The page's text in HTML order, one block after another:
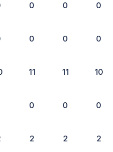
0 0 0
0 0 0
11 11 10
0 0 0
2 2 2